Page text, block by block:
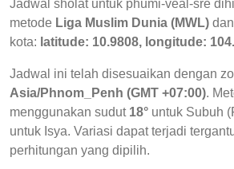
Jadwal sholat untuk phumi-veal-sre
metode Liga Muslim Dunia (MWL)
kota: latitude: 10.9808, longitude:
Jadwal ini telah disesuaikan dengan
Asia/Phnom_Penh (GMT +07:00).
menggunakan sudut 18° untuk Subuh
untuk Isya. Variasi dapat terjadi
perhitungan yang dipilih.